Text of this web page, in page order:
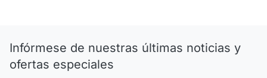
Infórmese de nuestras últimas noticias y
ofertas especiales